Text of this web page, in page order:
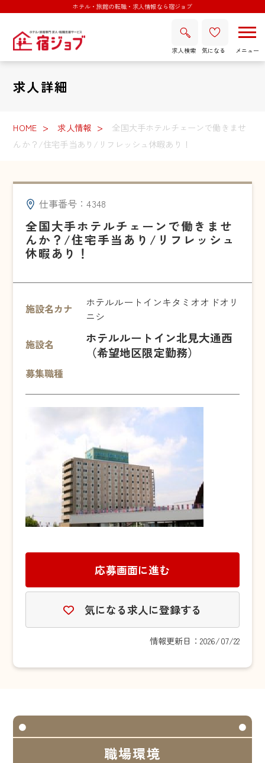
ホテル・旅館の転職・求人情報なら宿ジョブ
求人検索 気になる
求人詳細
HOME 求人情報
全国大手ホテルチェーンで働きませ
んか？/住宅手当あり/リフレッシュ休暇あり！
仕事番号：4348
全国大手ホテルチェーンで働きませ
んか？/住宅手当あり/リフレッシュ
休暇あり！
施設名カナ
ホテルルートインキタミオオドオリ
ニシ
施設名
ホテルルートイン北見大通西
（希望地区限定勤務）
募集職種
応募画面に進む
気になる求人に登録する
情報更新日：2026/07/22
職場環境